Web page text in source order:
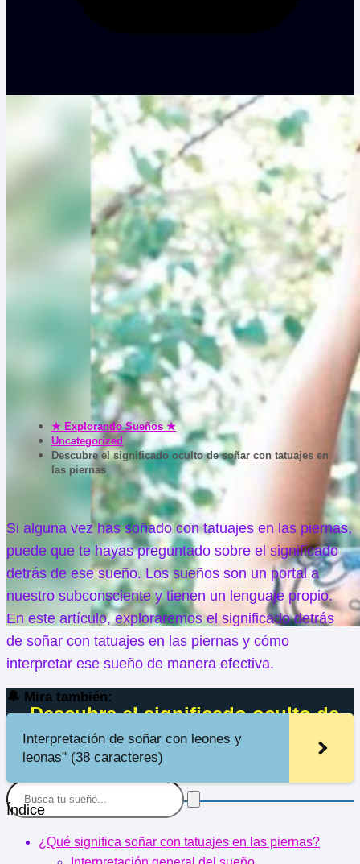
Descubre el significado oculto de
soñar con tatuajes en las piernas
★ Explorando Sueños ★
Uncategorized
Descubre el significado oculto de soñar con tatuajes en
las piernas
Si alguna vez has soñado con tatuajes en las piernas,
puede que te hayas preguntado sobre el significado
detrás de ese sueño. Los sueños son un portal a
nuestro subconsciente y tienen un lenguaje propio.
En este artículo, exploraremos el significado detrás
de soñar con tatuajes en las piernas y cómo
interpretar ese sueño de manera efectiva.
🔔 Mira también:
Interpretación de soñar con leones y
leonas" (38 caracteres)
Índice
¿Qué significa soñar con tatuajes en las piernas?